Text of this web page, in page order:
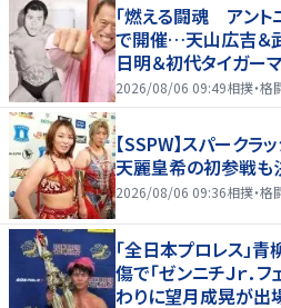
「燃える闘魂 アン
で開催…天山広吉＆
日明＆初代タイガーマ
７まで
2026/08/06 09:49相撲・格
【SSPW】スパークラ
天麗皇希の初参戦も
2026/08/06 09:36相撲・格
「全日本プロレス」
傷で「ゼンニチＪｒ．
わりに望月成晃が出